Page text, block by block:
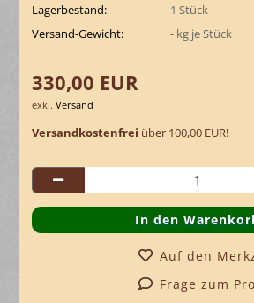
Lagerbestand: 1 Stück
Versand-Gewicht:
-kg je Stück
330,00 EUR
exkl.Versand
Versandkostenfrei über 100,00 EUR!
Auf den
Frage zum